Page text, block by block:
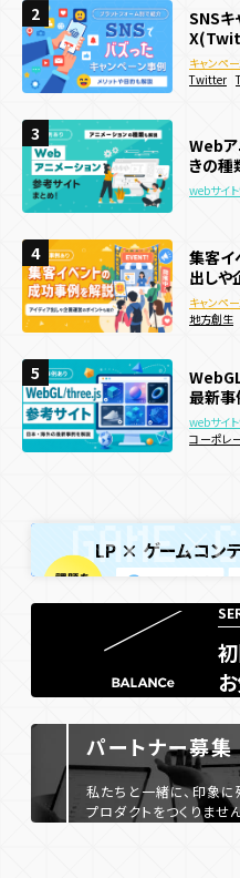
2
SNSキ
い企
キャンペー
Twitter
3
Webア
きの種
webサイ
4
集客イ
出しや
キャンペー
地方創生
5
最新
webサイ
コーポレ
2
WebGL
ラウザ
システム
デザイン
3
Webア
きの種
webサイ
4
Webサ
い！作
webサイ
アニメーシ
5
話題の
海外の
キャンペー
SNSキャ
2
Webサ
い！作
webサイ
アニメー
3
動きの
トやデ
webサイ
4
夏キャ
や制作
デジタル
夏キャンペ
5
ECサ
策15選
キャンペー
LP × ゲームコン
パートナー募集
私たちと一緒に、印象
プロダクトをつくりませ